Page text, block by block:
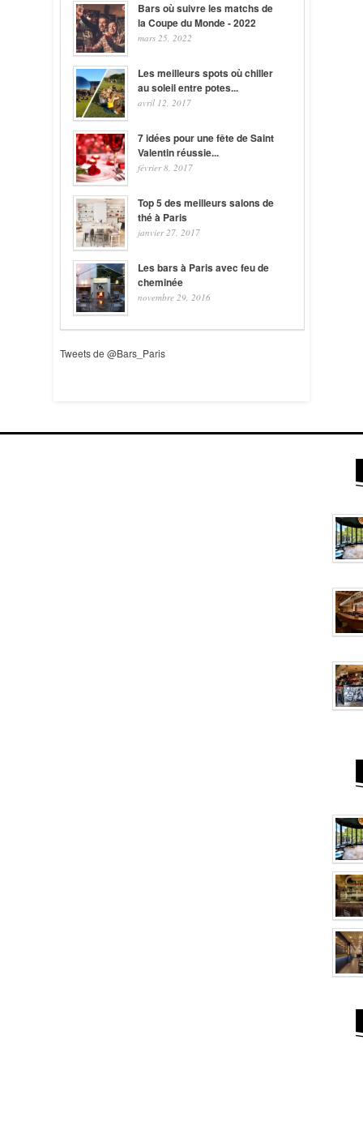
Bars où suivre les matchs de
la Coupe du Monde - 2022
mars 25, 2022
Les meilleurs spots où chiller
au soleil entre potes...
avril 12, 2017
7 idées pour une fête de Saint
Valentin réussie...
février 8, 2017
Top 5 des meilleurs salons de
thé à Paris
janvier 27, 2017
Les bars à Paris avec feu de
cheminée
novembre 29, 2016
Tweets de @Bars_Paris